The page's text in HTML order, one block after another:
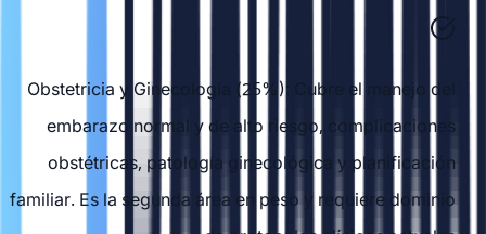
Obstetricia y Ginecología (25%): Cubre el manejo del
embarazo normal y de alto riesgo, complicaciones
obstétricas, patología ginecológica y planificación
familiar. Es la segunda área en peso y requiere dominio